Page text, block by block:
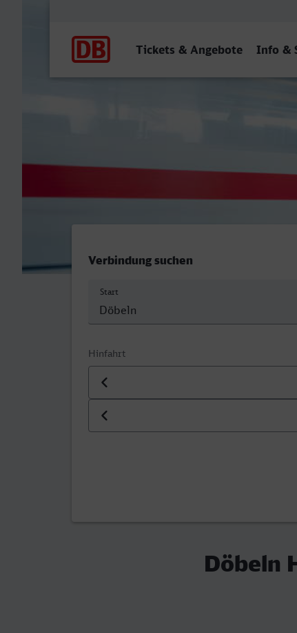
Tickets & Angebote Info &
Döbeln Hbf - Arnsberg
Verbindung suchen
Start
Hinfahrt
Datum der Hinfahrt
Uhrzeit der Hinfahrt
Döbeln